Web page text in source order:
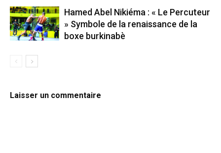
Hamed Abel Nikiéma : « Le Percuteur
» Symbole de la renaissance de la
boxe burkinabè
Laisser un commentaire